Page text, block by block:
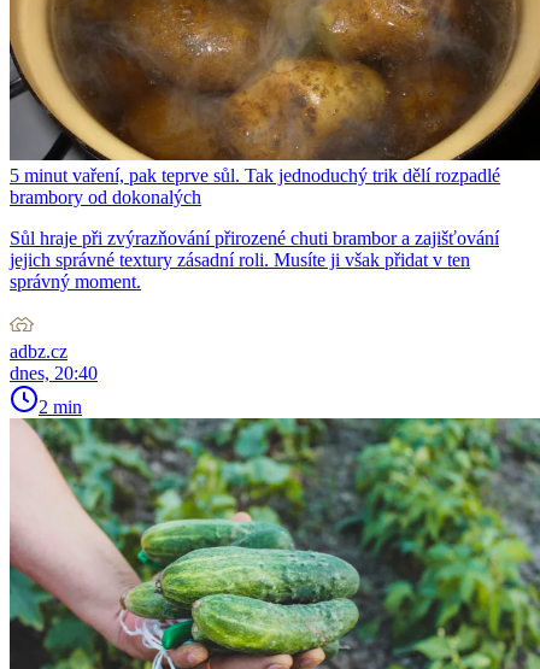
5 minut vaření, pak teprve sůl. Tak jednoduchý trik dělí rozpadlé
brambory od dokonalých
Sůl hraje při zvýrazňování přirozené chuti brambor a zajišťování
jejich správné textury zásadní roli. Musíte ji však přidat v ten
správný moment.
adbz.cz
dnes, 20:40
2 min